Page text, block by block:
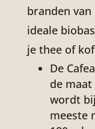
branden
ideale
je thee of
De
de
wordt
meeste